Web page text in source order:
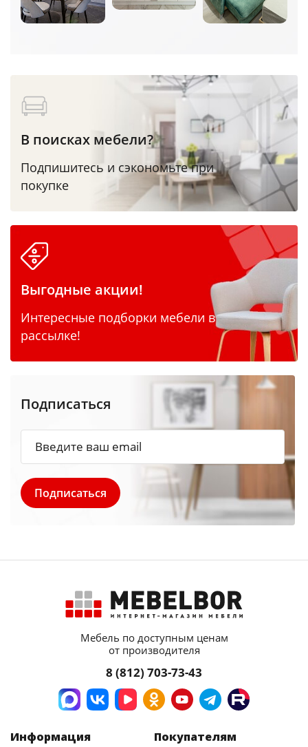
В поисках мебели?
Подпишитесь и сэкономьте при
покупке
Выгодные акции!
Интересные подборки мебели в
рассылке!
Подписаться
Мебель по доступным ценам
от производителя
8 (812) 703-73-43
Информация
Покупателям